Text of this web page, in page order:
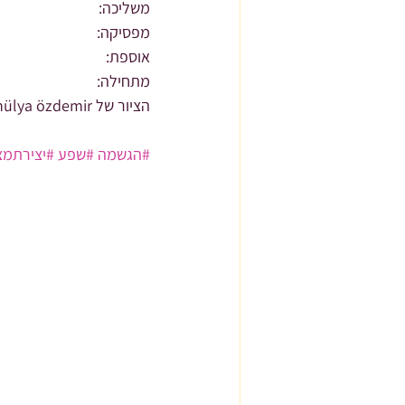
משליכה:
מפסיקה:
אוספת:
מתחילה:
הציור של hülya özdemir
#הגשמה #שפע